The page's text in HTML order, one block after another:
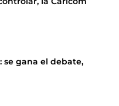
gana el debate,